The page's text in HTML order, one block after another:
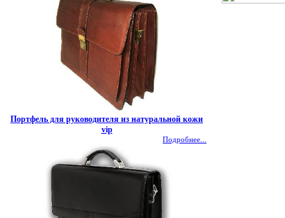
Портфель для руководителя из натуральной кожи
vip
Подробнее...